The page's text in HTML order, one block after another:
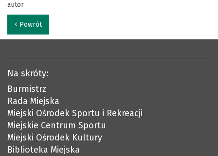
autor
Powrót
Na skróty:
Burmistrz
Rada Miejska
Miejski Ośrodek Sportu i Rekreacji
Miejskie Centrum Sportu
Miejski Ośrodek Kultury
Biblioteka Miejska